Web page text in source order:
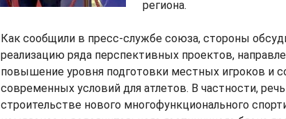
региона.
Как сообщили в пресс-службе союза, стороны
реализацию ряда перспективных проектов,
повышение уровня подготовки местных игроков и
современных условий для атлетов. В частности,
строительстве нового многофункционального